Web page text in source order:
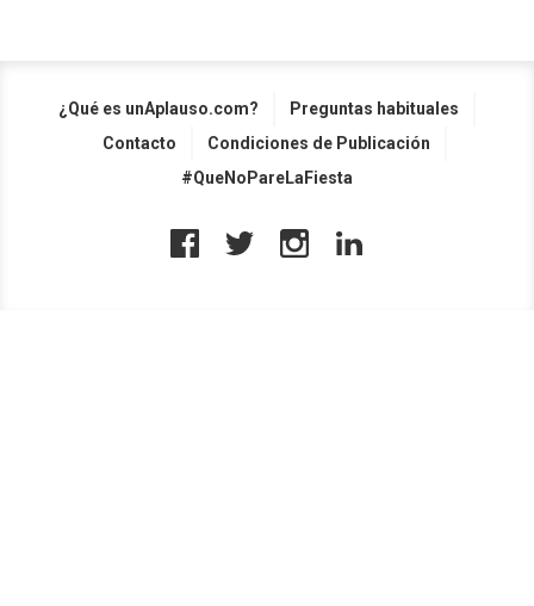
¿Qué es unAplauso.com?
Preguntas habituales
Contacto
Condiciones de Publicación
#QueNoPareLaFiesta